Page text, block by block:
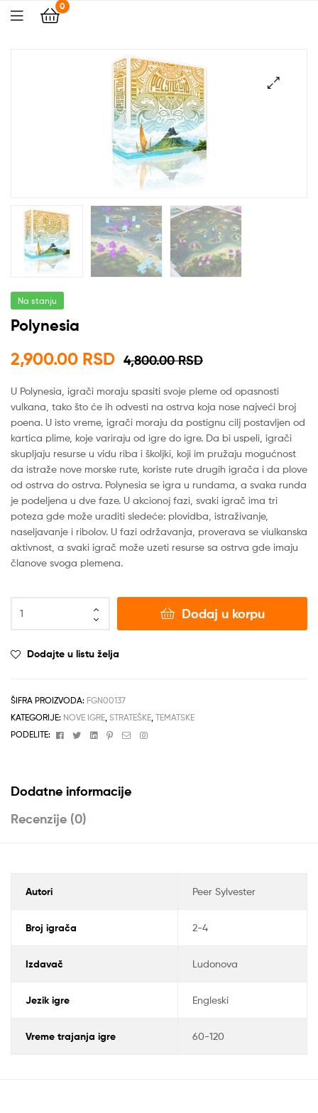
0
Na stanju
Polynesia
4,800.00RSD
2,900.00 RSD
U Polynesia, igrači moraju spasiti svoje pleme od opasnosti
vulkana, tako što će ih odvesti na ostrva koja nose najveći broj
poena. U isto vreme, igrači moraju da postignu cilj postavljen od
kartica plime, koje variraju od igre do igre. Da bi uspeli, igrači
skupljaju resurse u vidu riba i školjki, koji im pružaju mogućnost
da istraže nove morske rute, koriste rute drugih igrača i da plove
od ostrva do ostrva. Polynesia se igra u rundama, a svaka runda
je podeljena u dve faze. U akcionoj fazi, svaki igrač ima tri
poteza gde može uraditi sledeće: plovidba, istraživanje,
naseljavanje i ribolov. U fazi održavanja, proverava se viulkanska
aktivnost, a svaki igrač može uzeti resurse sa ostrva gde imaju
članove svoga plemena.
Dodaj u korpu
Dodajte u listu želja
ŠIFRA PROIZVODA: FGN00137
KATEGORIJE: NOVE IGRE, STRATEŠKE, TEMATSKE
PODELITE:
FacebookTwitterLinkedinPinterest
EmailInstagram
Dodatne informacije
Recenzije (0)
Autori Peer Sylvester
Broj igrača 2-4
Izdavač Ludonova
Jezik igre Engleski
Vreme trajanja igre 60-120